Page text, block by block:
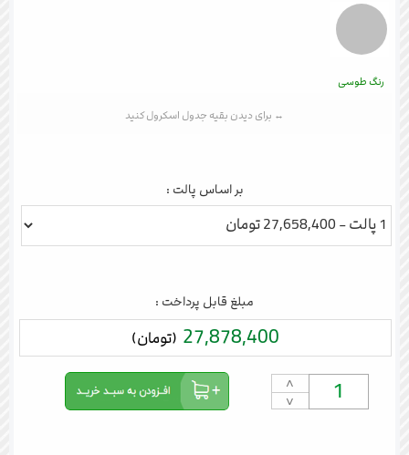
رنگ طوسی
بر اساس پالت :
مبلغ قابل پرداخت :
27,878,400 (تومان)
˄
˅